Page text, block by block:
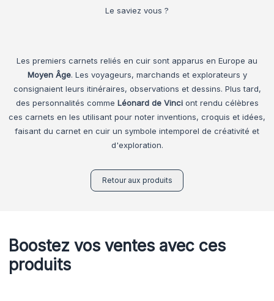
Le saviez vous ?
Les premiers carnets reliés en cuir sont apparus en Europe au
Moyen Âge. Les voyageurs, marchands et explorateurs y
consignaient leurs itinéraires, observations et dessins. Plus tard,
des personnalités comme Léonard de Vinciont rendu célèbres
ces carnets en les utilisant pour noter inventions, croquis et idées,
faisant du carnet en cuir un symbole intemporel de créativité et
d'exploration.
Retour aux produits
Boostez vos ventes avec ces
produits